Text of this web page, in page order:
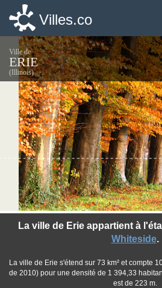
Villes.co
Ville de
ERIE
(Illinois)
La ville de Erie appartient à
Whiteside.
La ville de Erie s'étend sur 73 km² et compte
de 2010) pour une densité de 1 394,33
est de 223 m.
Villes.co